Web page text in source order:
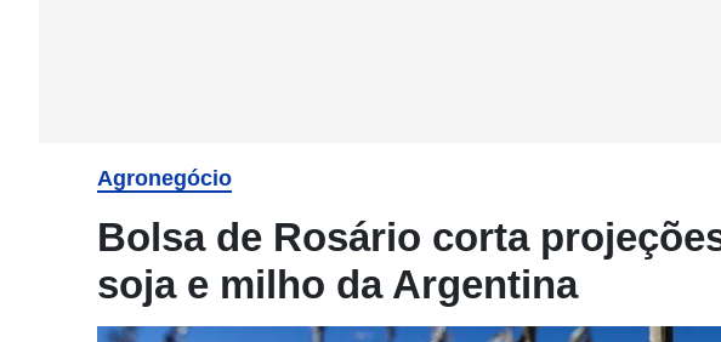
Agronegócio
Bolsa de Rosário corta
soja e milho da Argentina